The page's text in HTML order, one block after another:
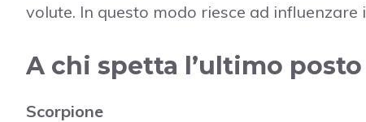
volute. In questo modo riesce ad
A chi spetta l’ultimo
Scorpione